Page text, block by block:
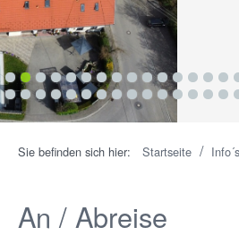
1 2 3 4 5 6 7 8 9 101112 13 14 15
2627 28 2930313233 3435 3637 38 39 40
Sie befinden sich hier: Startseite / Info´s
An / Abreise